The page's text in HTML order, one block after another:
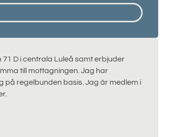
D i centrala Luleå samt erbjuder
till mottagningen. Jag har
regelbunden basis. Jag är medlem i